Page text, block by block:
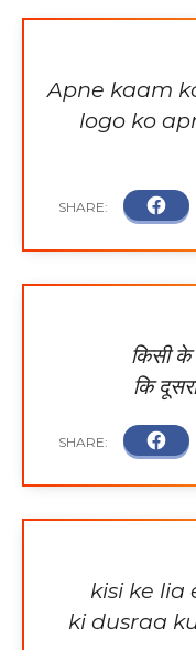
Apne kaam
logo ko
किसी के
कि
kisi ke lia
ki dusraa